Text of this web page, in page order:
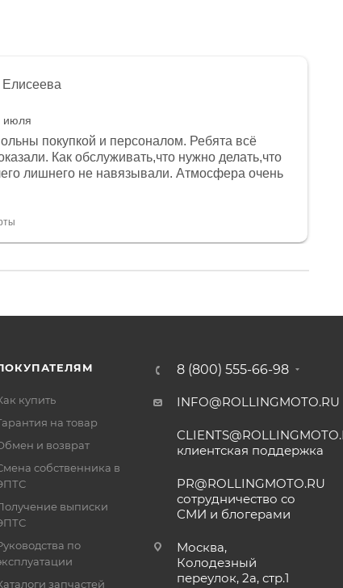
июля
покупкой и персоналом. Ребята всё
Как обслуживать,что нужно делать,что
лишнего не навязывали. Атмосфера очень
Дмитрию, за клиентоориентированность и
купить
на товар
и возврат
собственника в
выписки
по
запчастей
8 (800) 555-66-98
INFO@ROLLINGMOTO.RU
клиентская поддержка
PR@ROLLINGMOTO.RU
сотрудничество со
СМИ и блогерами
Москва,
Колодезный
переулок, 2а, стр.1